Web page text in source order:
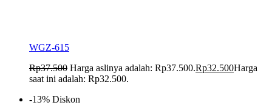
WGZ-615
Rp37.500 Harga aslinya adalah: Rp37.500.Rp32.500Harga
saat ini adalah: Rp32.500.
-13% Diskon